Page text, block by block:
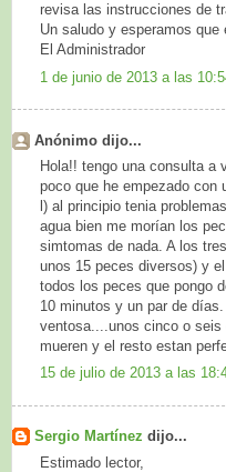
revisa las instrucciones de
Un saludo y esperamos
El Administrador
1 de junio de 2013 a las
Anónimo dijo...
Hola!! tengo una consulta a
poco que he empezado con
l) al principio tenia
agua bien me morían los
simtomas de nada. A los
unos 15 peces diversos) y
todos los peces que pongo
10 minutos y un par de
ventosa....unos cinco o seis
mueren y el resto estan
15 de julio de 2013 a las
Sergio Martínez dijo...
Estimado lector,